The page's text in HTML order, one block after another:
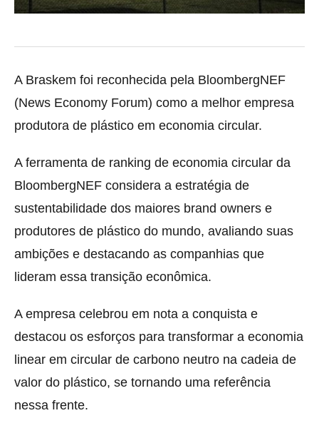
A Braskem foi reconhecida pela BloombergNEF
(News Economy Forum) como a melhor empresa
produtora de plástico em economia circular.
A ferramenta de ranking de economia circular da
BloombergNEF considera a estratégia de
sustentabilidade dos maiores brand owners e
produtores de plástico do mundo, avaliando suas
ambições e destacando as companhias que
lideram essa transição econômica.
A empresa celebrou em nota a conquista e
destacou os esforços para transformar a economia
linear em circular de carbono neutro na cadeia de
valor do plástico, se tornando uma referência
nessa frente.